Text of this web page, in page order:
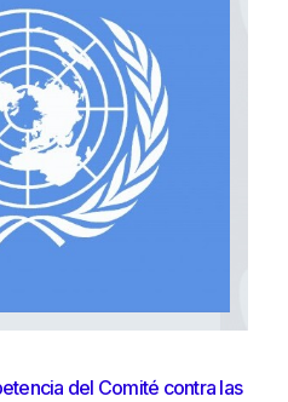
del Comité contra las